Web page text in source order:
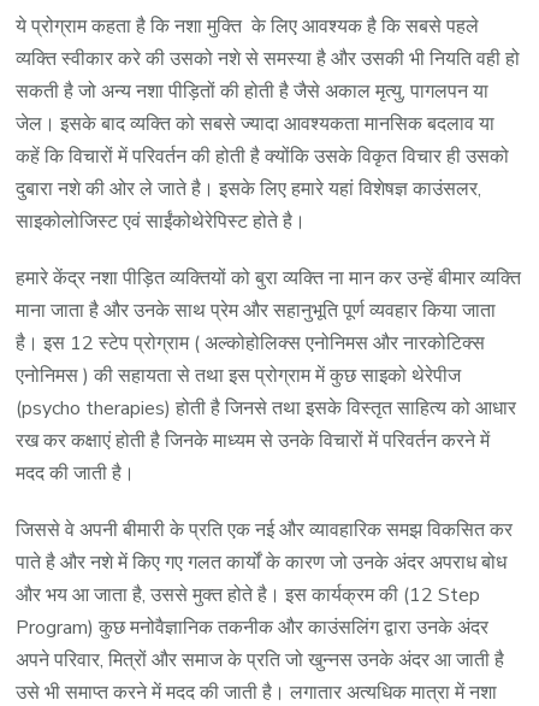
ये प्रोग्राम कहता है कि नशा मुक्ति के लिए आवश्यक है कि सबसे पहले
व्यक्ति स्वीकार करे की उसको नशे से समस्या है और उसकी भी नियति वही हो
सकती है जो अन्य नशा पीड़ितों की होती है जैसे अकाल मृत्यु, पागलपन या
जेल। इसके बाद व्यक्ति को सबसे ज्यादा आवश्यकता मानसिक बदलाव या
कहें कि विचारों में परिवर्तन की होती है क्योंकि उसके विकृत विचार ही उसको
दुबारा नशे की ओर ले जाते है। इसके लिए हमारे यहां विशेषज्ञ काउंसलर,
साइकोलोजिस्ट एवं साईंकोथेरेपिस्ट होते है।
हमारे केंद्र नशा पीड़ित व्यक्तियों को बुरा व्यक्ति ना मान कर उन्हें बीमार व्यक्ति
माना जाता है और उनके साथ प्रेम और सहानुभूति पूर्ण व्यवहार किया जाता
है। इस 12 स्टेप प्रोग्राम ( अल्कोहोलिक्स एनोनिमस और नारकोटिक्स
एनोनिमस ) की सहायता से तथा इस प्रोग्राम में कुछ साइको थेरेपीज
(psycho therapies) होती है जिनसे तथा इसके विस्तृत साहित्य को आधार
रख कर कक्षाएं होती है जिनके माध्यम से उनके विचारों में परिवर्तन करने में
मदद की जाती है।
जिससे वे अपनी बीमारी के प्रति एक नई और व्यावहारिक समझ विकसित कर
पाते है और नशे में किए गए गलत कार्यों के कारण जो उनके अंदर अपराध बोध
और भय आ जाता है, उससे मुक्त होते है। इस कार्यक्रम की (12 Step
Program) कुछ मनोवैज्ञानिक तकनीक और काउंसलिंग द्वारा उनके अंदर
अपने परिवार, मित्रों और समाज के प्रति जो खुन्नस उनके अंदर आ जाती है
उसे भी समाप्त करने में मदद की जाती है। लगातार अत्यधिक मात्रा में नशा